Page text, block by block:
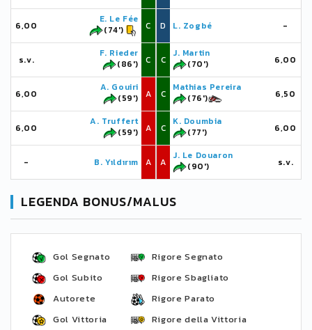
6,00
E. Le Fée
(74')
C
s.v.
F. Rieder
(86')
C
6,00
A. Gouiri
(59')
A
6,00
A. Truffert
(59')
A
- B. Yıldırım A
D L. Zogbé -
C
J. Martin
(70')
6,00
C
Mathias Pereira
(76')
6,50
C
K. Doumbia
(77')
6,00
A
J. Le Douaron
(90')
s.v.
LEGENDA BONUS/MALUS
Gol Segnato
Gol Subito
Autorete
Gol Vittoria
Rigore Segnato
Rigore Sbagliato
Rigore Parato
Rigore della Vittoria